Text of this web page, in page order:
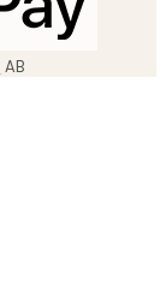
AB